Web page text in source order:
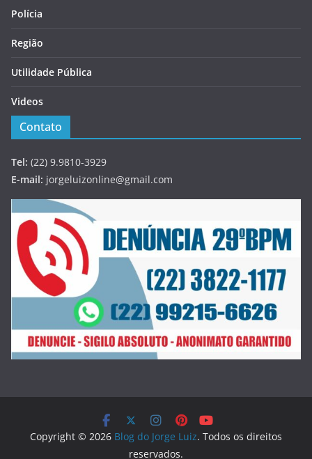
Polícia
Região
Utilidade Pública
Videos
Contato
Tel: (22) 9.9810-3929
E-mail: jorgeluizonline@gmail.com
Copyright © 2026 Blog do Jorge Luiz. Todos os direitos
reservados.